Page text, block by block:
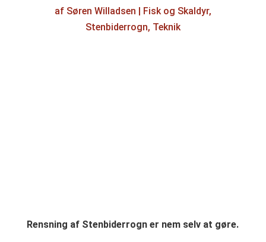
af Søren Willadsen | Fisk og Skaldyr,
Stenbiderrogn, Teknik
Rensning af Stenbiderrogn er nem selv at gøre.